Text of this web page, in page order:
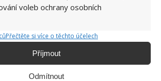
voleb ochrany osobních
Přečtěte si více o těchto účelech
Příjmout
Odmítnout